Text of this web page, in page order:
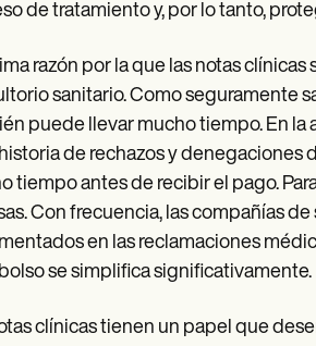
de tratamiento y, por lo tanto,
razón por la que las notas
sanitario. Como seguramente
puede llevar mucho tiempo. En la
de rechazos y denegaciones
tiempo antes de recibir el pago.
Con frecuencia, las compañías
en las reclamaciones
se simplifica significativamente.
clínicas tienen un papel que